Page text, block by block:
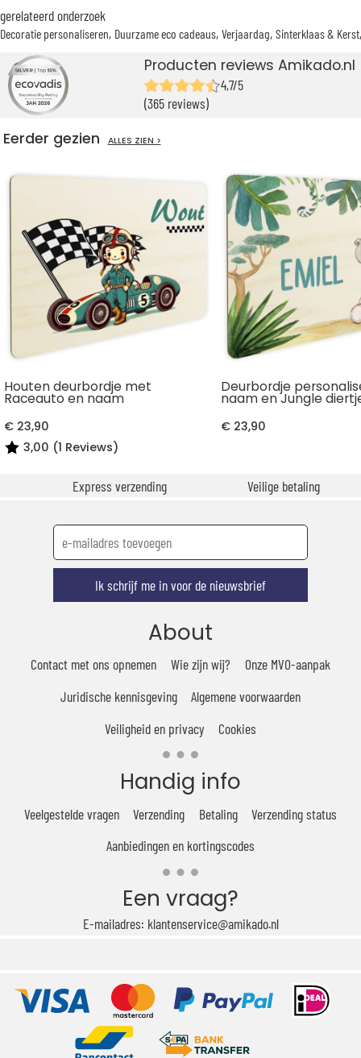
gerelateerd onderzoek
Decoratie personaliseren Duurzame eco cadeaus Verjaardag Sinterklaas & Kerst
Producten reviews Amikado.nl
4,7/5
(365 reviews)
Eerder gezien ALLES ZIEN >
Houten deurbordje met
Raceauto en naam
€ 23,90
3,00 (1 Reviews)
Deurbordje
naam en Jungle
€ 23,90
Express verzending Veilige betaling
Ik schrijf me in voor de nieuwsbrief
About
Contact met ons opnemen Wie zijn wij?
Onze MVO-aanpak
Juridische kennisgeving
Algemene voorwaarden
Veiligheid en privacy
Cookies
Handig info
Veelgestelde vragen Verzending Betaling
Verzending status
Aanbiedingen en kortingscodes
Een vraag?
E-mailadres: klantenservice@amikado.nl